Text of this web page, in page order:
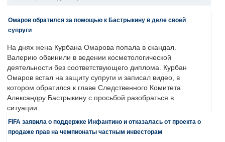
Омаров обратился за помощью к Бастрыкину в деле своей
супруги
На днях жена Курбана Омарова попала в скандал.
Валерию обвинили в ведении косметологической
деятельности без соответствующего диплома. Курбан
Омаров встал на защиту супруги и записал видео, в
котором обратился к главе Следственного Комитета
Александру Бастрыкину с просьбой разобраться в
ситуации.
FIFA заявила о поддержке Инфантино и отказалась от проекта о
продаже прав на чемпионаты частным инвесторам